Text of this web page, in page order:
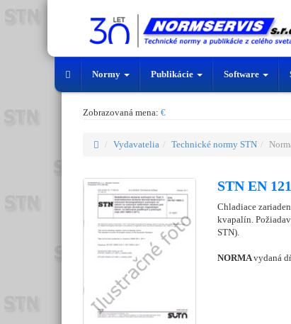
Normy Publikácie Software
Zobrazovaná mena: €
Vydavatelia Technické normy STN
STN EN
Chladiace
kvapalín.
STN).
NORMAvydaná